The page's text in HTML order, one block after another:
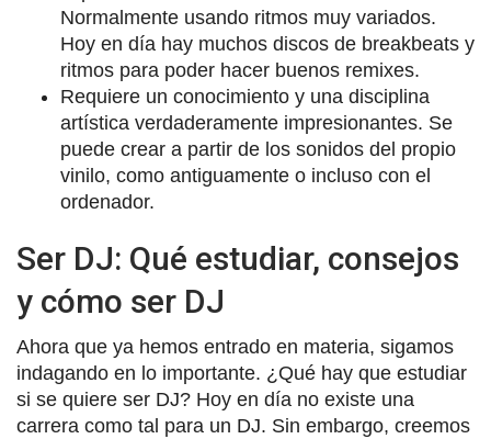
Normalmente usando ritmos muy variados.
Hoy en día hay muchos discos de breakbeats y
ritmos para poder hacer buenos remixes.
Requiere un conocimiento y una disciplina
artística verdaderamente impresionantes. Se
puede crear a partir de los sonidos del propio
vinilo, como antiguamente o incluso con el
ordenador.
Ser DJ: Qué estudiar, consejos
y cómo ser DJ
Ahora que ya hemos entrado en materia, sigamos
indagando en lo importante. ¿Qué hay que estudiar
si se quiere ser DJ? Hoy en día no existe una
carrera como tal para un DJ. Sin embargo, creemos